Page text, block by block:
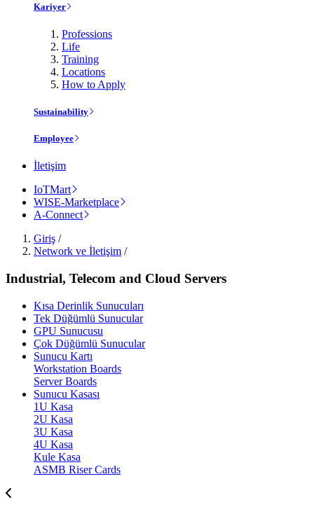
Kariyer
Professions
Life
Training
Locations
How to Apply
Sustainability
Employee
İletişim
IoTMart
WISE-Marketplace
A-Connect
Giriş /
Network ve İletişim /
Industrial, Telecom and Cloud Servers
Kısa Derinlik Sunucuları
Tek Düğümlü Sunucular
GPU Sunucusu
Çok Düğümlü Sunucular
Sunucu Kartı
Workstation Boards
Server Boards
Sunucu Kasası
1U Kasa
2U Kasa
3U Kasa
4U Kasa
Kule Kasa
ASMB Riser Cards